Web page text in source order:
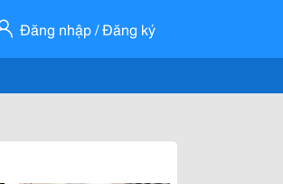
Đăng nhập / Đăng ký